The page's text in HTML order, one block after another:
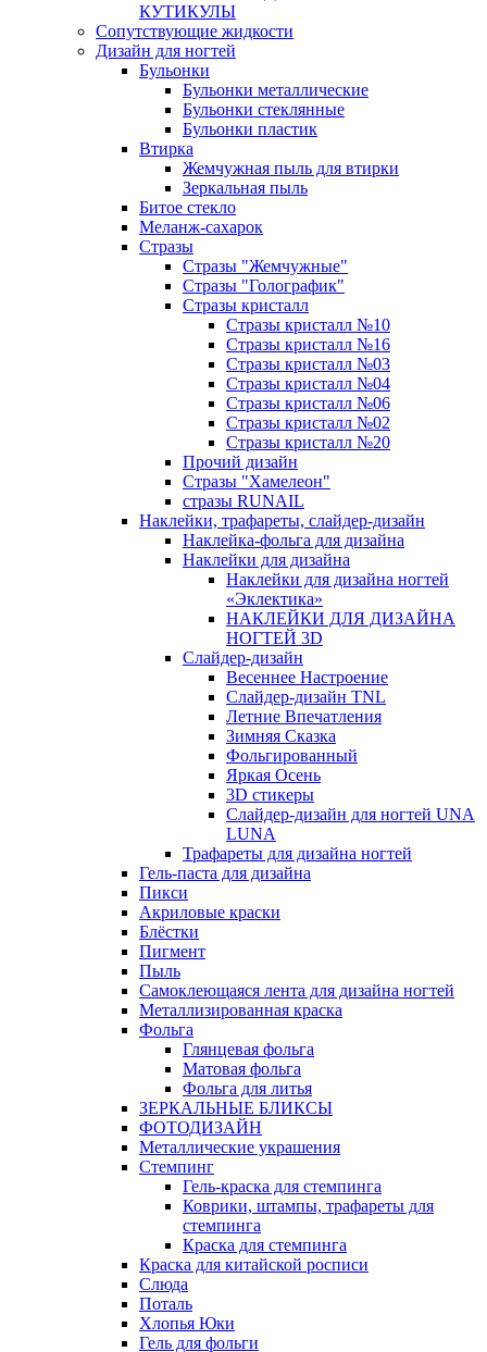
КУТИКУЛЫ
Сопутствующие жидкости
Дизайн для ногтей
Бульонки
Бульонки металлические
Бульонки стеклянные
Бульонки пластик
Втирка
Жемчужная пыль для втирки
Зеркальная пыль
Битое стекло
Меланж-сахарок
Стразы
Стразы "Жемчужные"
Стразы "Голографик"
Стразы кристалл
Стразы кристалл №10
Стразы кристалл №16
Стразы кристалл №03
Стразы кристалл №04
Стразы кристалл №06
Стразы кристалл №02
Стразы кристалл №20
Прочий дизайн
Стразы "Хамелеон"
стразы RUNAIL
Наклейки, трафареты, слайдер-дизайн
Наклейка-фольга для дизайна
Наклейки для дизайна
Наклейки для дизайна ногтей
«Эклектика»
НАКЛЕЙКИ ДЛЯ ДИЗАЙНА
НОГТЕЙ 3D
Слайдер-дизайн
Весеннее Настроение
Слайдер-дизайн TNL
Летние Впечатления
Зимняя Сказка
Фольгированный
Яркая Осень
3D стикеры
Слайдер-дизайн для ногтей UNA
LUNA
Трафареты для дизайна ногтей
Гель-паста для дизайна
Пикси
Акриловые краски
Блёстки
Пигмент
Пыль
Самоклеющаяся лента для дизайна ногтей
Металлизированная краска
Фольга
Глянцевая фольга
Матовая фольга
Фольга для литья
ЗЕРКАЛЬНЫЕ БЛИКСЫ
ФОТОДИЗАЙН
Металлические украшения
Стемпинг
Гель-краска для стемпинга
Коврики, штампы, трафареты для
стемпинга
Краска для стемпинга
Краска для китайской росписи
Слюда
Поталь
Хлопья Юки
Гель для фольги